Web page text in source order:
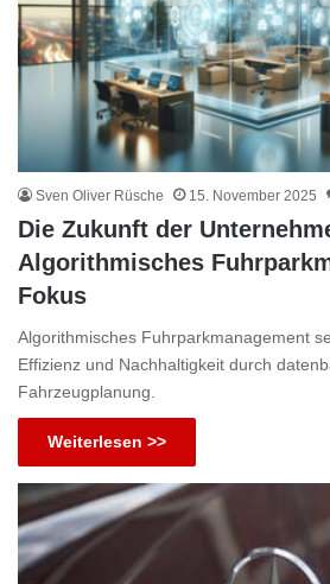
Sven Oliver Rüsche 15. November 2025
Die Zukunft der
Algorithmisches
Fokus
Algorithmisches Fuhrparkmanagement
Effizienz und Nachhaltigkeit durch
Fahrzeugplanung.
Weiterlesen >>